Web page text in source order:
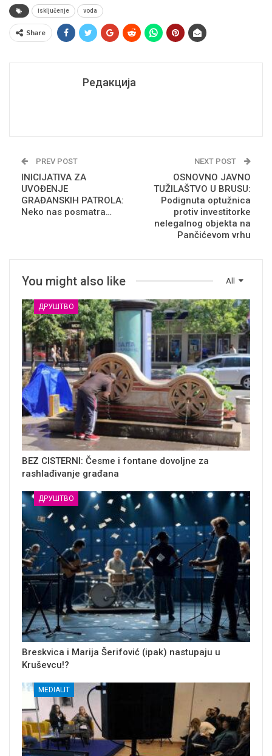
isključenje voda
Share
Редакција
PREV POST
INICIJATIVA ZA
UVOĐENJE
GRAĐANSKIH PATROLA:
Neko nas posmatra…
NEXT POST
OSNOVNO JAVNO
TUŽILAŠTVO U BRUSU:
Podignuta optužnica
protiv investitorke
nelegalnog objekta na
Pančićevom vrhu
All
You might also like
ДРУШТВО
BEZ CISTERNI: Česme i fontane dovoljne za
rashlađivanje građana
ДРУШТВО
Breskvica i Marija Šerifović (ipak) nastupaju u
Kruševcu!?
MEDIALIT